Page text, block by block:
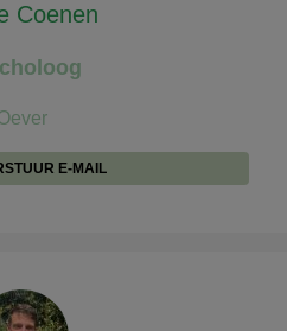
Coenen
E-MAIL